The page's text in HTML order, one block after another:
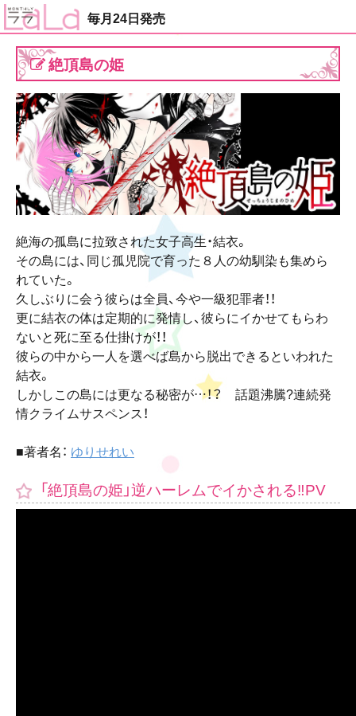
毎月24日発売
絶頂島の姫
絶海の孤島に拉致された女子高生・結衣。
その島には、同じ孤児院で育った８人の幼馴染も集めら
れていた。
久しぶりに会う彼らは全員、今や一級犯罪者！！
更に結衣の体は定期的に発情し、彼らにイかせてもらわ
ないと死に至る仕掛けが！！
彼らの中から一人を選べば島から脱出できるといわれた
結衣。
しかしこの島には更なる秘密が…！？ 話題沸騰?連続発
情クライムサスペンス！
■著者名： ゆりせれい
「絶頂島の姫」逆ハーレムでイかされる‼PV